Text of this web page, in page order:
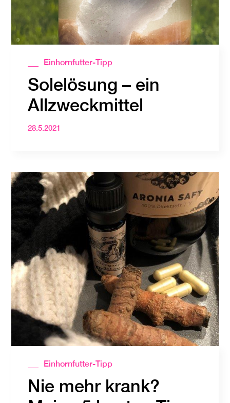
Einhornfutter-Tipp
Solelösung – ein
Allzweckmittel
28.5.2021
Einhornfutter-Tipp
Nie mehr krank?